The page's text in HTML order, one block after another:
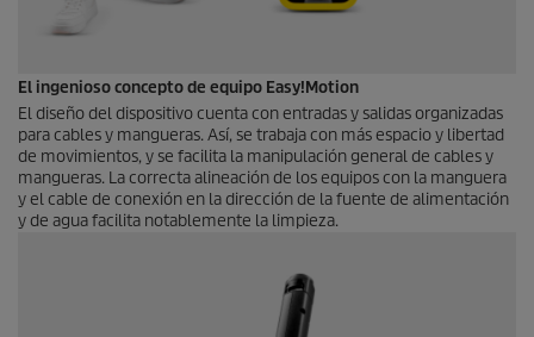
El ingenioso concepto de equipo Easy!Motion
El diseño del dispositivo cuenta con entradas y salidas organizadas
para cables y mangueras. Así, se trabaja con más espacio y libertad
de movimientos, y se facilita la manipulación general de cables y
mangueras. La correcta alineación de los equipos con la manguera
y el cable de conexión en la dirección de la fuente de alimentación
y de agua facilita notablemente la limpieza.